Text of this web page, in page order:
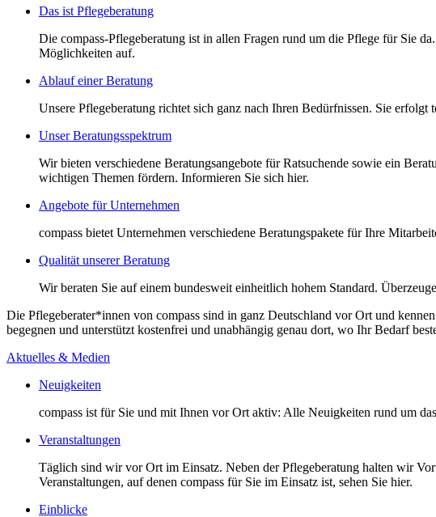
Das ist Pflegeberatung
Die compass-Pflegeberatung ist in allen Fragen rund um die Pflege für Sie
Möglichkeiten auf.
Ablauf einer Beratung
Unsere Pflegeberatung richtet sich ganz nach Ihren Bedürfnissen. Sie
Unser Beratungsspektrum
Wir bieten verschiedene Beratungsangebote für Ratsuchende sowie ein
wichtigen Themen fördern. Informieren Sie sich hier.
Angebote für Unternehmen
compass bietet Unternehmen verschiedene Beratungspakete für Ihre
Qualität unserer Beratung
Wir beraten Sie auf einem bundesweit einheitlich hohem Standard.
Die Pflegeberater*innen von compass sind in ganz Deutschland vor Ort und
begegnen und unterstützt kostenfrei und unabhängig genau dort, wo Ihr Bedarf
Aktuelles & Medien
Neuigkeiten
compass ist für Sie und mit Ihnen vor Ort aktiv: Alle Neuigkeiten rund um
Veranstaltungen
Täglich sind wir vor Ort im Einsatz. Neben der Pflegeberatung halten wir
Veranstaltungen, auf denen compass für Sie im Einsatz ist, sehen Sie hier.
Einblicke